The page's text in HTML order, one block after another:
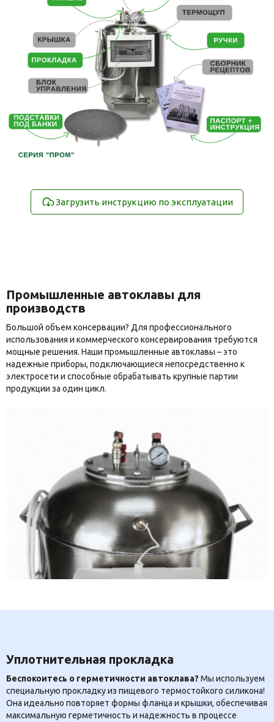
Загрузить инструкцию по эксплуатации
Промышленные автоклавы для
производств
Большой объем консервации? Для профессионального
использования и коммерческого консервирования требуются
мощные решения. Наши промышленные автоклавы – это
надежные приборы, подключающиеся непосредственно к
электросети и способные обрабатывать крупные партии
продукции за один цикл.
Уплотнительная прокладка
Беспокоитесь о герметичности автоклава? Мы используем
специальную прокладку из пищевого термостойкого силикона!
Она идеально повторяет формы фланца и крышки, обеспечивая
максимальную герметичность и надежность в процессе